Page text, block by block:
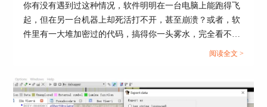
你有没有遇到过这种情况，软件明明在一台电脑上能跑得飞
起，但在另一台机器上却死活打不开，甚至崩溃？或者，软
件里有一大堆加密过的代码，搞得你一头雾水，完全看不
懂。这时候，IDA这款神器就能派上大用场了！今天我们就
查软件中的混淆代码。...
阅读全文 >